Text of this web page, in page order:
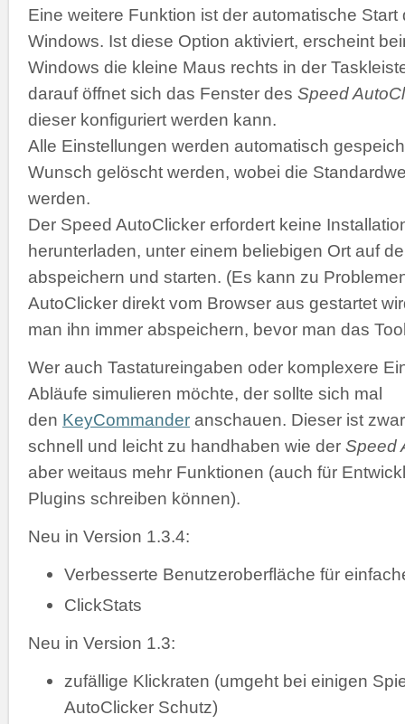
Eine weitere Funktion ist der automatische Start
Windows. Ist diese Option aktiviert, erscheint
Windows die kleine Maus rechts in der
darauf öffnet sich das Fenster des Speed
dieser konfiguriert werden kann.
Alle Einstellungen werden automatisch
Wunsch gelöscht werden, wobei die
werden.
Der Speed AutoClicker erfordert keine
herunterladen, unter einem beliebigen Ort auf
abspeichern und starten. (Es kann zu
AutoClicker direkt vom Browser aus gestartet
man ihn immer abspeichern, bevor man das
Wer auch Tastatureingaben oder komplexere
Abläufe simulieren möchte, der sollte sich mal
den KeyCommander anschauen. Dieser ist
schnell und leicht zu handhaben wie der Speed
aber weitaus mehr Funktionen (auch für
Plugins schreiben können).
Neu in Version 1.3.4:
Verbesserte Benutzeroberfläche für
ClickStats
Neu in Version 1.3:
zufällige Klickraten (umgeht bei einigen
AutoClicker Schutz)